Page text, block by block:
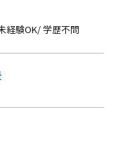
経験OK/ 学歴不問